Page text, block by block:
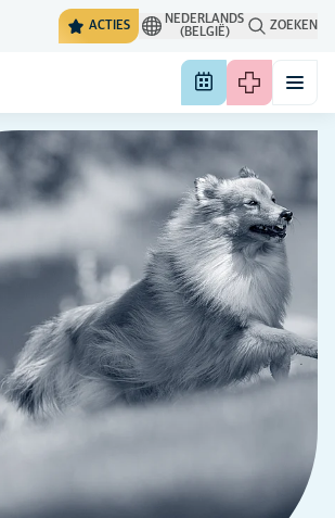
ACTIES
NEDERLANDS
(BELGIË)
ZOEKEN